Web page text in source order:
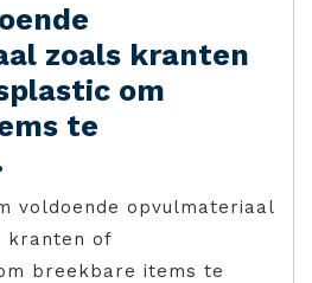
zoals kranten
om
te
voldoende opvulmateriaal
kranten of
breekbare items te